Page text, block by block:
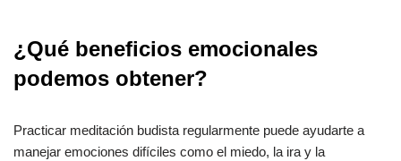
¿Qué beneficios emocionales
podemos obtener?
Practicar meditación budista regularmente puede ayudarte a
manejar emociones difíciles como el miedo, la ira y la